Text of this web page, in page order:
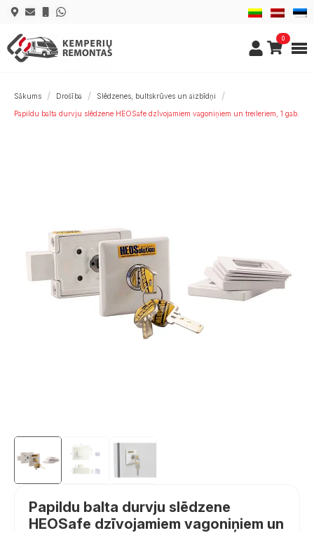
0
Sākums Drošība Slēdzenes, bultskrūves un aizbīdņi
Papildu balta durvju slēdzene HEOSafe dzīvojamiem vagoniņiem un treileriem, 1 gab.
Papildu balta durvju slēdzene
HEOSafe dzīvojamiem vagoniņiem un